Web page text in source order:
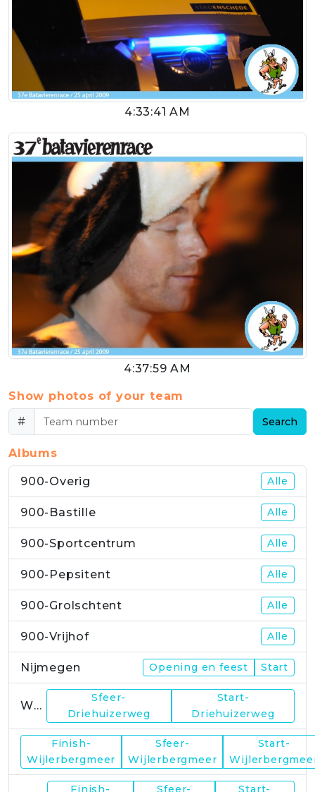
4:33:41 AM
4:37:59 AM
Show photos of your team
#
Search
Albums
900-Overig Alle
900-Bastille Alle
900-Sportcentrum Alle
900-Pepsitent Alle
900-Grolschtent Alle
900-Vrijhof Alle
Nijmegen Opening en feest Start
WP1
Sfeer-
Driehuizerweg
Start-
Driehuizerweg
Finish-
Wijlerbergmeer
Sfeer-
Wijlerbergmeer
Start-
Finish-
Sfeer-
Start-